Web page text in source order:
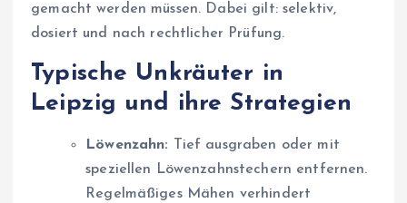
gemacht werden müssen. Dabei gilt: selektiv,
dosiert und nach rechtlicher Prüfung.
Typische Unkräuter in
Leipzig und ihre Strategien
Löwenzahn: Tief ausgraben oder mit
speziellen Löwenzahnstechern entfernen.
Regelmäßiges Mähen verhindert